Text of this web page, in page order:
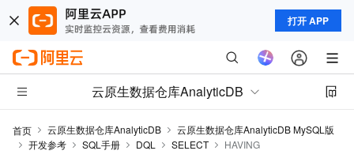
打开 APP
云原生数据仓库AnalyticDB
首页 云原生数据仓库AnalyticDB
云原生数据仓库AnalyticDB MySQL版
开发参考
SQL手册 DQL SELECT HAVING